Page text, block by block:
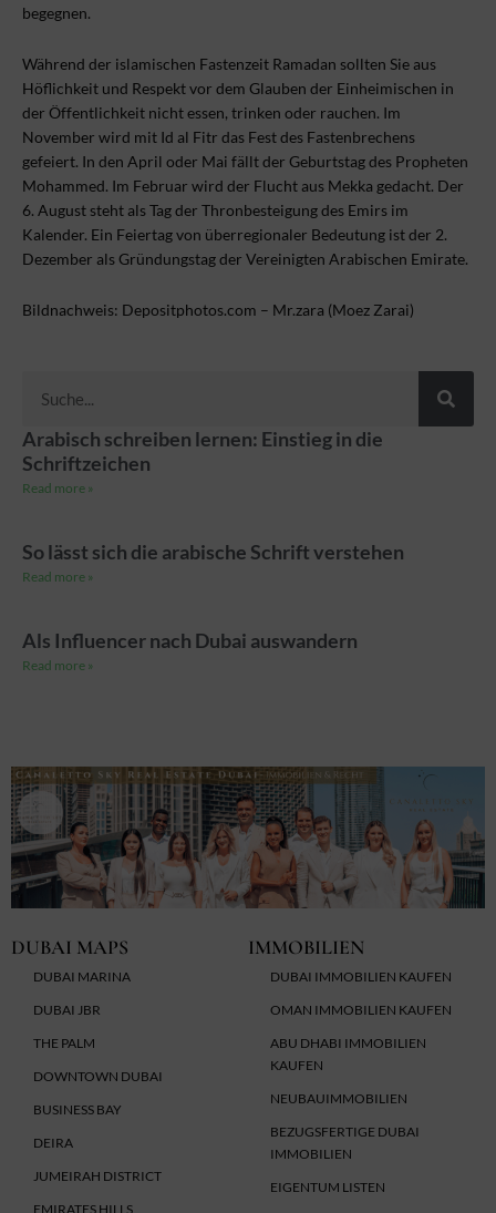
begegnen.
Während der islamischen Fastenzeit Ramadan sollten Sie aus
Höflichkeit und Respekt vor dem Glauben der Einheimischen in
der Öffentlichkeit nicht essen, trinken oder rauchen. Im
November wird mit Id al Fitr das Fest des Fastenbrechens
gefeiert. In den April oder Mai fällt der Geburtstag des Propheten
Mohammed. Im Februar wird der Flucht aus Mekka gedacht. Der
6. August steht als Tag der Thronbesteigung des Emirs im
Kalender. Ein Feiertag von überregionaler Bedeutung ist der 2.
Dezember als Gründungstag der Vereinigten Arabischen Emirate.
Bildnachweis: Depositphotos.com – Mr.zara (Moez Zarai)
Arabisch schreiben lernen: Einstieg in die
Schriftzeichen
Read more »
So lässt sich die arabische Schrift verstehen
Read more »
Als Influencer nach Dubai auswandern
Read more »
DUBAI MAPS
DUBAI MARINA
DUBAI JBR
THE PALM
DOWNTOWN DUBAI
BUSINESS BAY
DEIRA
JUMEIRAH DISTRICT
EMIRATES HILLS
IMMOBILIEN
DUBAI IMMOBILIEN KAUFEN
OMAN IMMOBILIEN KAUFEN
ABU DHABI IMMOBILIEN
KAUFEN
NEUBAUIMMOBILIEN
BEZUGSFERTIGE DUBAI
IMMOBILIEN
EIGENTUM LISTEN